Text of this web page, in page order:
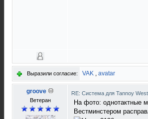
Выразили согласие: VAK , avatar
groove
Ветеран
RE: Система для Tannoy
На фото: однотактные
Вестминстером